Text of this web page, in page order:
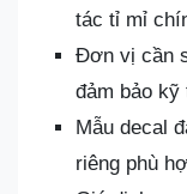
tác tỉ mỉ
Đơn vị cần
đảm bảo kỹ
Mẫu decal
riêng phù